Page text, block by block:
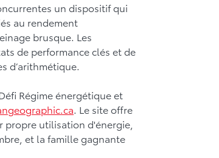
un dispositif qui
au rendement
brusque. Les
de performance clés et de
d’arithmétique.
Régime énergétique et
. Le site offre
propre utilisation d'énergie,
et la famille gagnante